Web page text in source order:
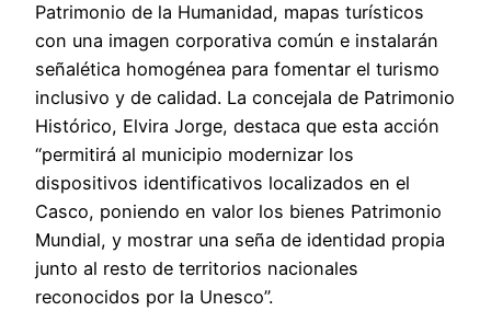
Patrimonio de la Humanidad, mapas turísticos
con una imagen corporativa común e instalarán
señalética homogénea para fomentar el turismo
inclusivo y de calidad. La concejala de Patrimonio
Histórico, Elvira Jorge, destaca que esta acción
“permitirá al municipio modernizar los
dispositivos identificativos localizados en el
Casco, poniendo en valor los bienes Patrimonio
Mundial, y mostrar una seña de identidad propia
junto al resto de territorios nacionales
reconocidos por la Unesco”.